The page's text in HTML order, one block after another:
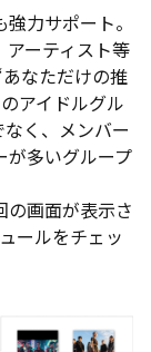
力サポート。
ーティスト等
なただけの推
アイドルグル
く、メンバー
が多いグループ
の画面が表示さ
ールをチェッ